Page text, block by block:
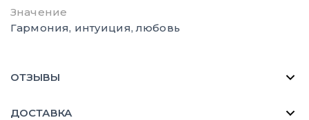
Значение
Гармония, интуиция, любовь
ОТЗЫВЫ
ДОСТАВКА